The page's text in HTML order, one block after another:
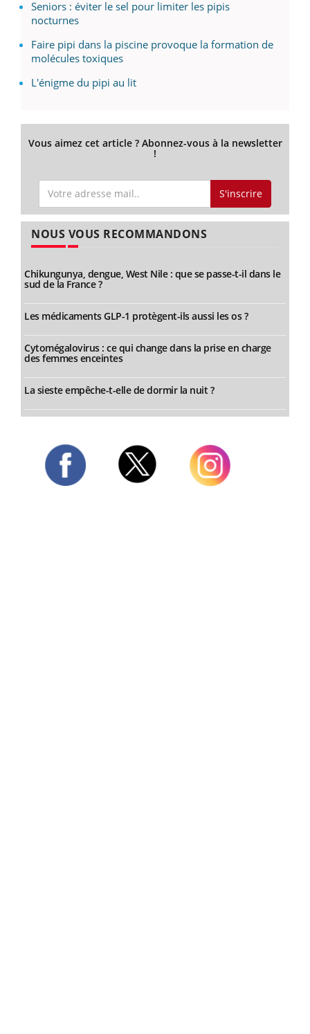
Seniors : éviter le sel pour limiter les pipis
nocturnes
Faire pipi dans la piscine provoque la formation de
molécules toxiques
L'énigme du pipi au lit
Vous aimez cet article ? Abonnez-vous à la newsletter
!
S'inscrire
NOUS VOUS RECOMMANDONS
Chikungunya, dengue, West Nile : que se passe-t-il dans le
sud de la France ?
Les médicaments GLP-1 protègent-ils aussi les os ?
Cytomégalovirus : ce qui change dans la prise en charge
des femmes enceintes
La sieste empêche-t-elle de dormir la nuit ?